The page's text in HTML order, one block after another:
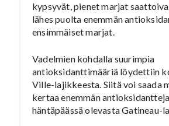
kypsyvät, pienet marjat
lähes puolta enemmän
ensimmäiset marjat.
Vadelmien kohdalla suurimpia
antioksidanttimääriä löydettiin
Ville-lajikkeesta. Siitä voi saada
kertaa enemmän
häntäpäässä olevasta Gatineau-